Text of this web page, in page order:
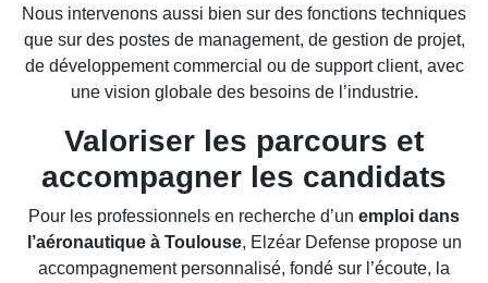
Nous intervenons aussi bien sur des fonctions techniques
que sur des postes de management, de gestion de projet,
de développement commercial ou de support client, avec
une vision globale des besoins de l’industrie.
Valoriser les parcours et
accompagner les candidats
Pour les professionnels en recherche d’un emploi dans
l’aéronautique à Toulouse, Elzéar Defense propose un
accompagnement personnalisé, fondé sur l’écoute, la